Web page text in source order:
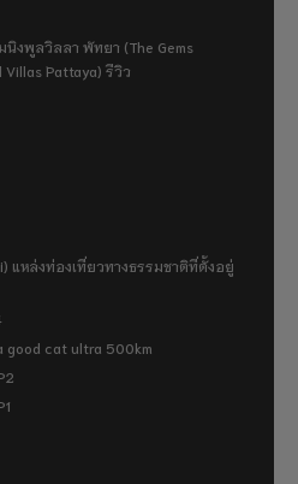
นิงพูลวิลลา พัทยา (The Gems
Villas Pattaya) รีวิว
แหล่งท่องเที่ยวทางธรรมชาติที่ตั้งอยู่
good cat ultra 500km